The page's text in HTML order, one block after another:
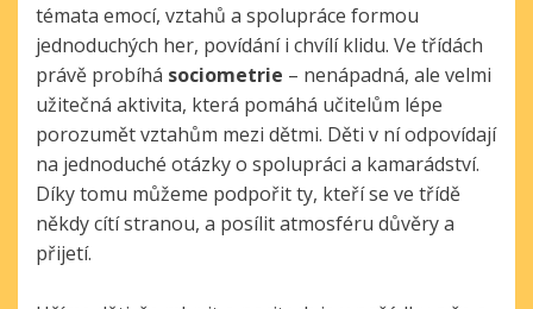
témata emocí, vztahů a spolupráce formou
jednoduchých her, povídání i chvílí klidu. Ve třídách
právě probíhá sociometrie – nenápadná, ale velmi
užitečná aktivita, která pomáhá učitelům lépe
porozumět vztahům mezi dětmi. Děti v ní odpovídají
na jednoduché otázky o spolupráci a kamarádství.
Díky tomu můžeme podpořit ty, kteří se ve třídě
někdy cítí stranou, a posílit atmosféru důvěry a
přijetí.